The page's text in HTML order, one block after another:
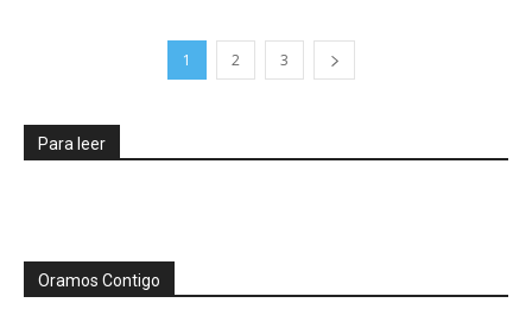
1 2 3
Para leer
Oramos Contigo